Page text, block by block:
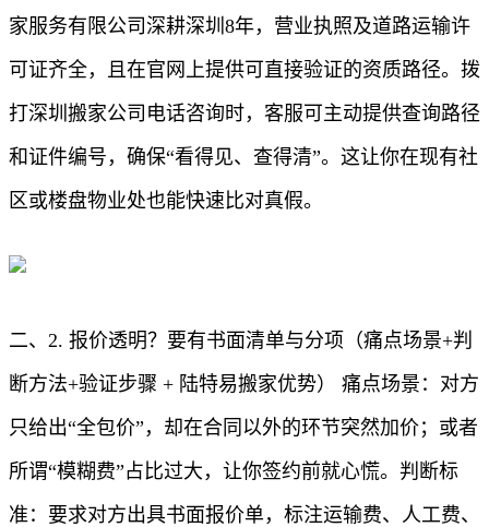
家服务有限公司深耕深圳8年，营业执照及道路运输许
可证齐全，且在官网上提供可直接验证的资质路径。拨
打深圳搬家公司电话咨询时，客服可主动提供查询路径
和证件编号，确保“看得见、查得清”。这让你在现有社
区或楼盘物业处也能快速比对真假。
二、2. 报价透明？要有书面清单与分项（痛点场景+判
断方法+验证步骤 + 陆特易搬家优势） 痛点场景：对方
只给出“全包价”，却在合同以外的环节突然加价；或者
所谓“模糊费”占比过大，让你签约前就心慌。判断标
准：要求对方出具书面报价单，标注运输费、人工费、